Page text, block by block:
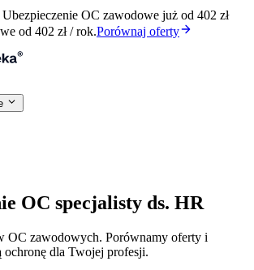
OC zawodowe już od 402 zł
od 402 zł / rok.Porównaj oferty
OC specjalisty ds. HR
OC zawodowych. Porównamy oferty i
ochronę dla Twojej profesji.